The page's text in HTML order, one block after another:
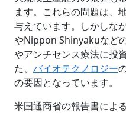
ます。これらの問題は、
与えています。しかしな
やNippon Shinyakuなど
やアンチセンス療法に投
た、 バイオテクノロジー
の要因となっています。
米国通商省の報告書によ